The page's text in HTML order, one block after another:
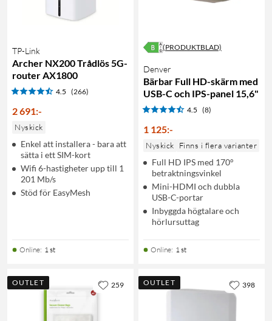
TP-Link
Archer NX200 Trådlös 5G-
router AX1800
4.5 (266)
2 691:-
Nyskick
Enkel att installera - bara att
sätta i ett SIM-kort
Wifi 6-hastigheter upp till 1
201 Mb/s
Stöd för EasyMesh
Online: 1 st
(PRODUKTBLAD)
Denver
Bärbar Full HD-skärm med
USB-C och IPS-panel 15,6"
4.5 (8)
1 125:-
Nyskick Finns i flera varianter
Full HD IPS med 170°
betraktningsvinkel
Mini-HDMI och dubbla
USB-C-portar
Inbyggda högtalare och
hörlursuttag
Online: 1 st
OUTLET 259 OUTLET 398